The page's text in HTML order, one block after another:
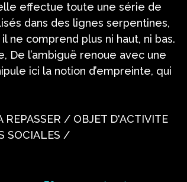
effectue toute une série de
dans des lignes serpentines,
ne comprend plus ni haut, ni bas.
l’ambiguë renoue avec une
ici la notion d’empreinte, qui
/ OBJET D'ACTIVITE
SOCIALES /